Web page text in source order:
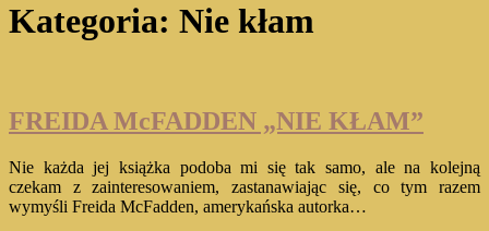
Kategoria: Nie kłam
FREIDA McFADDEN „NIE KŁAM”
Nie każda jej książka podoba mi się tak samo, ale na kolejną
czekam z zainteresowaniem, zastanawiając się, co tym razem
wymyśli Freida McFadden, amerykańska autorka…